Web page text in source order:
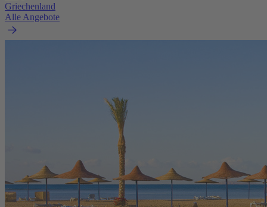
Griechenland
Alle Angebote